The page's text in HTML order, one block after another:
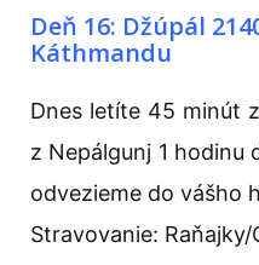
Deň 16: Džúpál
Káthmandu
Dnes letíte 45 minút
z Nepálgunj 1 hodinu
odvezieme do vášho
Stravovanie: Raňajky/